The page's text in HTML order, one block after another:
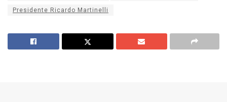
Presidente Ricardo Martinelli